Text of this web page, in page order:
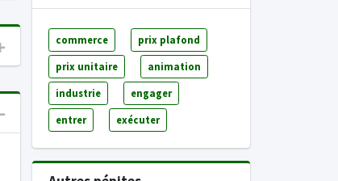
commerce prix plafond
prix unitaire animation
industrie engager
entrer exécuter